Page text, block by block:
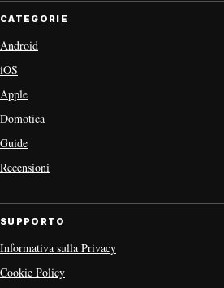
CATEGORIE
Android
iOS
Apple
Domotica
Guide
Recensioni
SUPPORTO
Informativa sulla Privacy
Cookie Policy